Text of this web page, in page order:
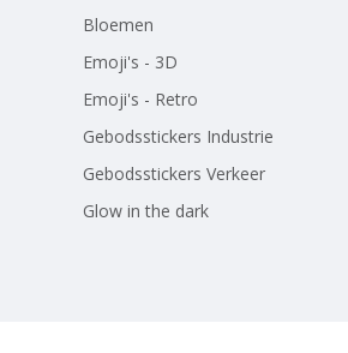
Bloemen
Emoji's - 3D
Emoji's - Retro
Gebodsstickers Industrie
Gebodsstickers Verkeer
Glow in the dark